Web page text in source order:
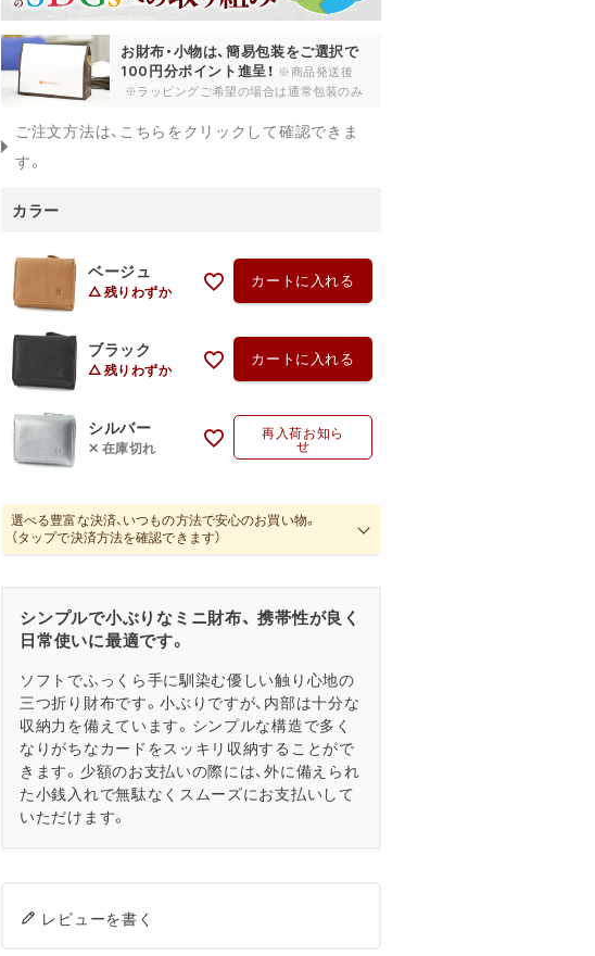
お財布・小物は、簡易包装をご選択で
100円分ポイント進呈！ ※商品発送後
※ラッピングご希望の場合は通常包装のみ
ご注文方法は、こちらをクリックして確認できま
す。
カラー
ベージュ
残りわずか
カートに入れる
ブラック
残りわずか
カートに入れる
シルバー
在庫切れ
再入荷お知ら
せ
選べる豊富な決済、いつもの方法で安心のお買い物。
（タップで決済方法を確認できます）
シンプルで小ぶりなミニ財布、 携帯性が良く
日常使いに最適です。
ソフトでふっくら手に馴染む優しい触り心地の
三つ折り財布です。小ぶりですが、内部は十分な
収納力を備えています。シンプルな構造で多く
なりがちなカードをスッキリ収納することがで
きます。少額のお支払いの際には、外に備えられ
た小銭入れで無駄なくスムーズにお支払いして
いただけます。
レビューを書く